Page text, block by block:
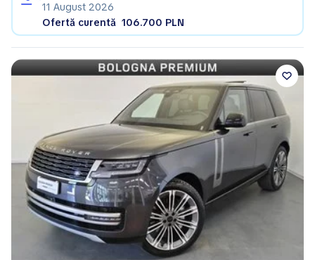
11 August 2026
Ofertă curentă 106.700 PLN